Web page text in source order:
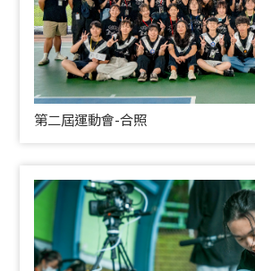
第二屆運動會-合照